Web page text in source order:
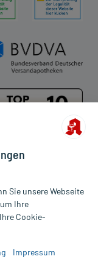
abgegeben.
für
Arzt. Bitte
Sie unsere Webseite
Ihre
Cookie-
Impressum